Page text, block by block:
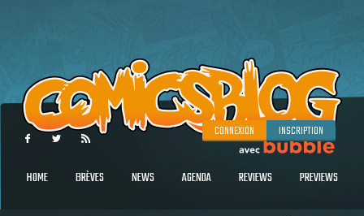
CONNEXION INSCRIPTION
HOME BRÈVES NEWS AGENDA REVIEWS PREVIEWS